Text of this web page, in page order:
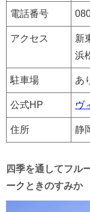
電話番号
アクセス
新
浜
駐車場 あ
公式HP ヴ
住所 静
四季を通してフル
ークときのすみか